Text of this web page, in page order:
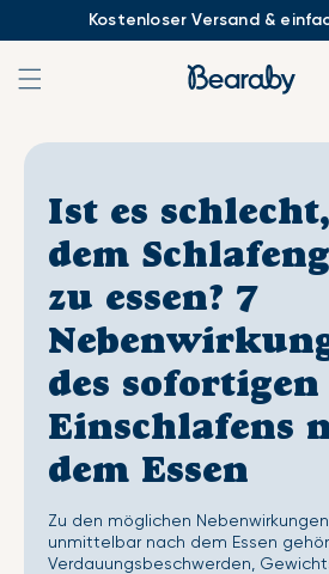
Kostenloser Versand &
Ist es
dem
zu essen? 7
des sofortigen
Einschlafens
dem Essen
Zu den möglichen
unmittelbar nach dem Essen
Verdauungsbeschwerden,